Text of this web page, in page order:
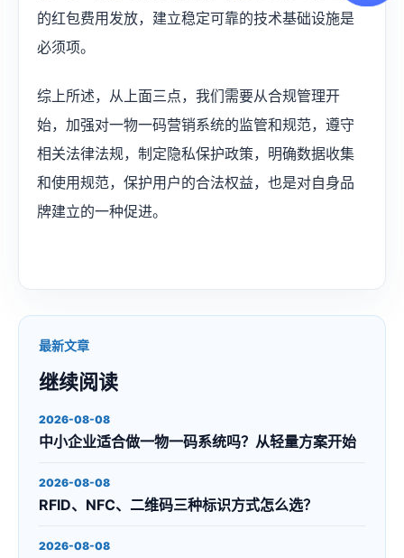
的红包费用发放，建立稳定可靠的技术基础设施是
必须项。
综上所述，从上面三点，我们需要从合规管理开
始，加强对一物一码营销系统的监管和规范，遵守
相关法律法规，制定隐私保护政策，明确数据收集
和使用规范，保护用户的合法权益，也是对自身品
牌建立的一种促进。
最新文章
继续阅读
2026-08-08
中小企业适合做一物一码系统吗？从轻量方案开始
2026-08-08
RFID、NFC、二维码三种标识方式怎么选？
2026-08-08